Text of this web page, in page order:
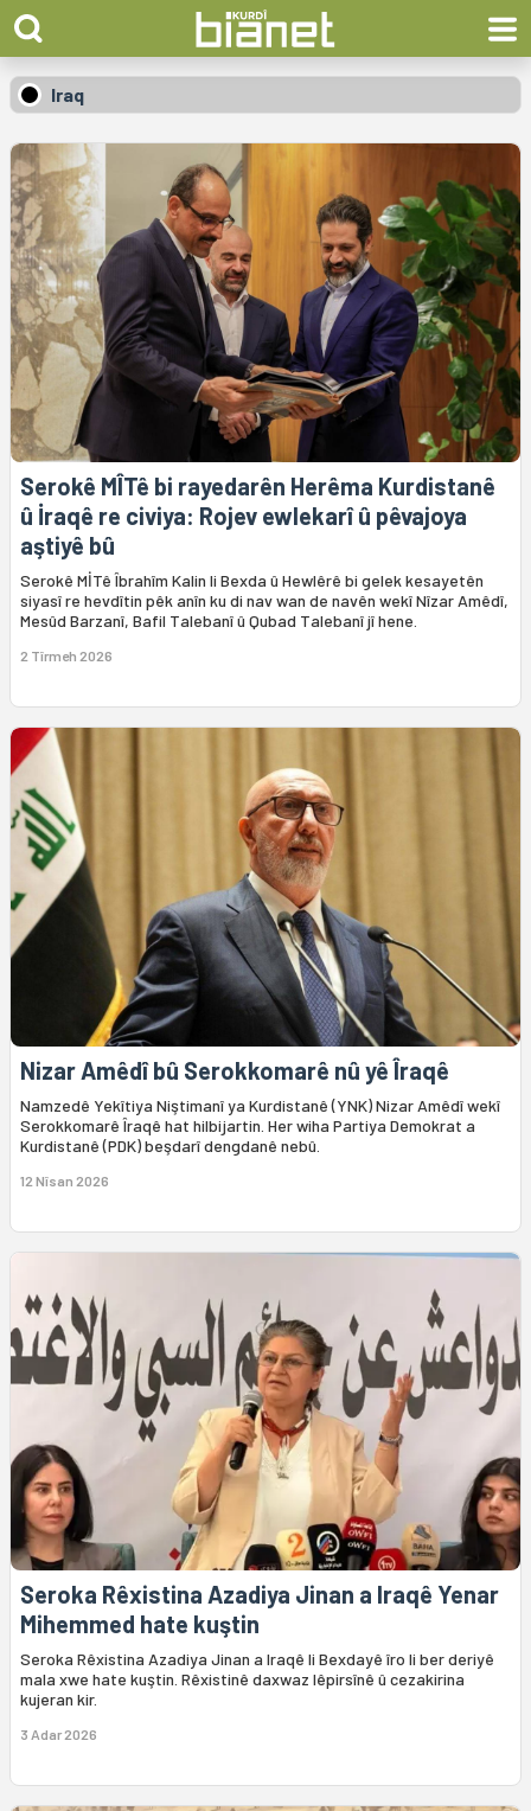
Iraq
Serokê MÎTê bi rayedarên Herêma Kurdistanê
û İraqê re civiya: Rojev ewlekarî û pêvajoya
aştiyê bû
Serokê MİTê Îbrahîm Kalin li Bexda û Hewlêrê bi gelek kesayetên
siyasî re hevdîtin pêk anîn ku di nav wan de navên wekî Nîzar Amêdî,
Mesûd Barzanî, Bafil Talebanî û Qubad Talebanî jî hene.
2 Tîrmeh 2026
Nizar Amêdî bû Serokkomarê nû yê Îraqê
Namzedê Yekîtiya Niştimanî ya Kurdistanê (YNK) Nizar Amêdî wekî
Serokkomarê Îraqê hat hilbijartin. Her wiha Partiya Demokrat a
Kurdistanê (PDK) beşdarî dengdanê nebû.
12 Nîsan 2026
Seroka Rêxistina Azadiya Jinan a Iraqê Yenar
Mihemmed hate kuştin
Seroka Rêxistina Azadiya Jinan a Iraqê li Bexdayê îro li ber deriyê
mala xwe hate kuştin. Rêxistinê daxwaz lêpirsînê û cezakirina
kujeran kir.
3 Adar 2026